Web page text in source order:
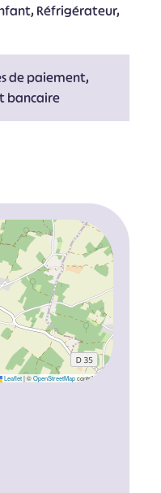
Réfrigérateur,
de paiement,
bancaire
Leaflet |©OpenStreetMapcontributors